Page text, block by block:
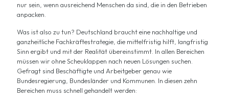
nur sein, wenn ausreichend Menschen da sind, die in den Betrieben
anpacken.
Was ist also zu tun? Deutschland braucht eine nachhaltige und
ganzheitliche Fachkräftestrategie, die mittelfristig hilft, langfristig
Sinn ergibt und mit der Realität übereinstimmt. In allen Bereichen
müssen wir ohne Scheuklappen nach neuen Lösungen suchen.
Gefragt sind Beschäftigte und Arbeitgeber genau wie
Bundesregierung, Bundesländer und Kommunen. In diesen zehn
Bereichen muss schnell gehandelt werden: